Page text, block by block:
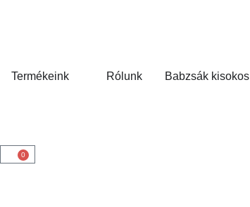
Termékeink Rólunk Babzsák kisokos
0